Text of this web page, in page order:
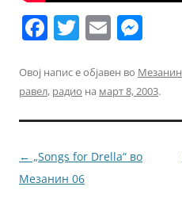
F
c
e
b
o
o
T
itt
er
E
ai
l
ss
e
n
Овој напис е објавен во Мезанин
равел, радио на март 8, 2003.
Навигација
за
← „Songs for Drella“ во
Мезанин 06